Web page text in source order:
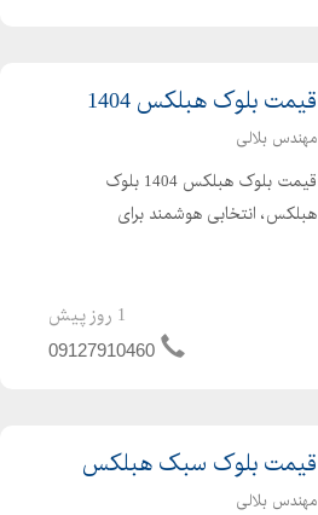
قیمت بلوک هبلکس 1404
مهندس بلالی
قیمت بلوک هبلکس 1404 بلوک
هبلکس، انتخابی هوشمند برای
است که با فناوری نوین تولید میشود.
این محصول با ترکیب علمی و دقیق مواد
1 روز پیش
09127910460
قیمت بلوک سبک هبلکس
مهندس بلالی